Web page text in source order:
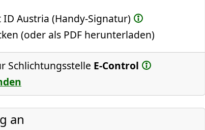
Austria (Handy-Signatur)
(oder als PDF herunterladen)
Schlichtungsstelle E-Control
an